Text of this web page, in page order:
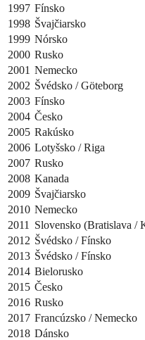
1997 Fínsko
1998 Švajčiarsko
1999 Nórsko
2000 Rusko
2001 Nemecko
2002 Švédsko / Göteborg
2003 Fínsko
2004 Česko
2005 Rakúsko
2006 Lotyšsko / Riga
2007 Rusko
2008 Kanada
2009 Švajčiarsko
2010 Nemecko
2011
Slovensko (Bratislava /
2012 Švédsko / Fínsko
2013 Švédsko / Fínsko
2014 Bielorusko
2015 Česko
2016 Rusko
2017 Francúzsko / Nemecko
2018 Dánsko